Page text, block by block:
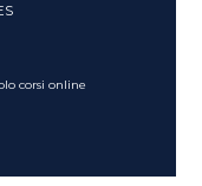
corsi online